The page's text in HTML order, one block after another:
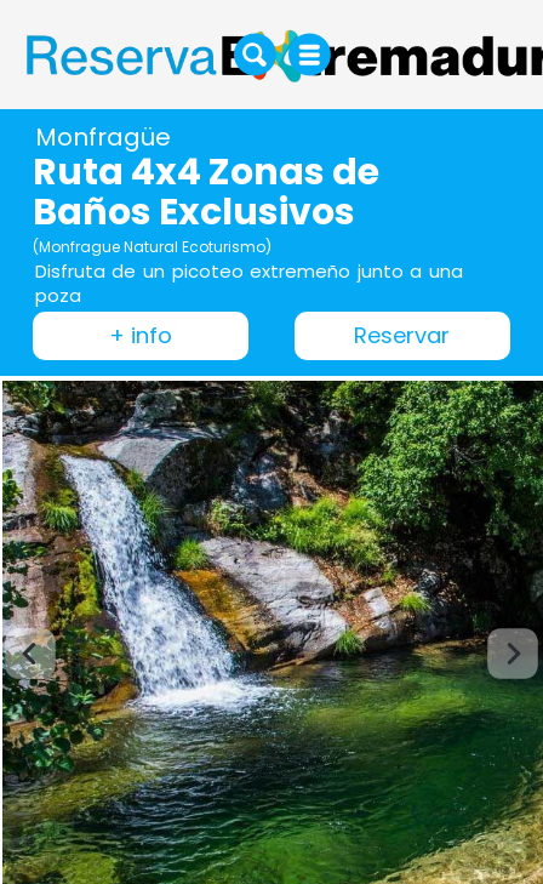
Monfragüe
Ruta 4x4 Zonas de
Baños Exclusivos
(Monfrague Natural Ecoturismo)
Disfruta de un picoteo extremeño junto a una
poza
+ info Reservar